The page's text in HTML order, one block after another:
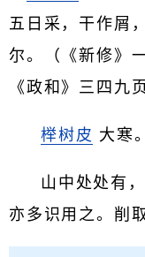
五日采，干作屑
尔。（《新修》
《政和》三四九页
榉树皮 大寒
山中处处有
亦多识用之。削